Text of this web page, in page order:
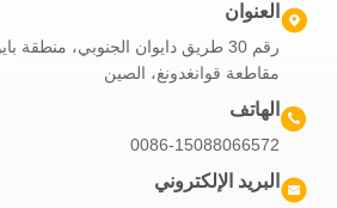
العنوان
رقم 30 طريق دايوان الجنوبي، منطقة
مقاطعة قوانغدونغ، الصين
الهاتف
0086-15088066572
البريد الإلكتروني